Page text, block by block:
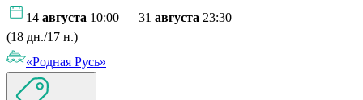
14 августа 10:00 — 31 августа 23:30
(18 дн./17 н.)
«Родная Русь»